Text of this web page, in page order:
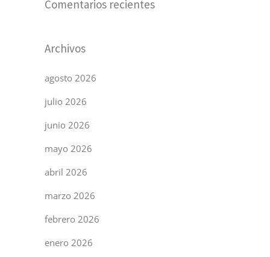
Comentarios recientes
Archivos
agosto 2026
julio 2026
junio 2026
mayo 2026
abril 2026
marzo 2026
febrero 2026
enero 2026